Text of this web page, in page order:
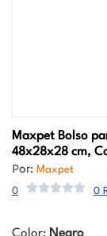
Maxpet Bolso
48x28x28 cm,
Por: Maxpet
0 0